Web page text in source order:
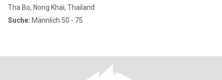
Tha Bo, Nong Khai, Thailand
Suche: Männlich 50 - 75